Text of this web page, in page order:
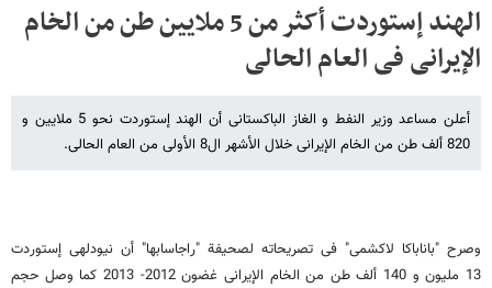
الهند إستوردت أکثر من 5 ملایین طن من الخام
الإیرانی فی العام الحالی
أعلن مساعد وزیر النفط و الغاز الباکستانی أن الهند إستوردت نحو 5 ملایین و
820 ألف طن من الخام الإیرانی خلال الأشهر ال8 الأولی من العام الحالی.
وصرح "باناباکا لاکشمی" فی تصریحاته لصحیفة "راجاسابها" أن نیودلهی إستوردت
13 ملیون و 140 ألف طن من الخام الإیرانی غضون 2012- 2013 کما وصل حجم